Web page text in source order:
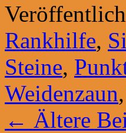
Rankhilfe,
Steine,
Weidenzaun,
← Ältere